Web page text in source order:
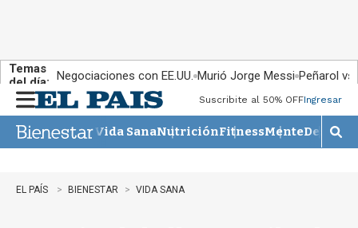
Temas
del día: Negociaciones con EE.UU. Murió Jorge Messi Peñarol
n
u
Suscribite al 50% OFFIngresar
Vida SanaNutriciónFitnessMente
M
o
EL PAÍS BIENESTAR VIDA SANA